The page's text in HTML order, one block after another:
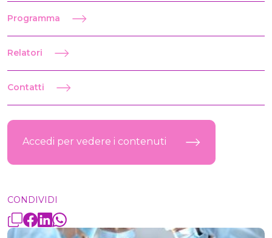
Programma
Relatori
Contatti
Accedi per vedere i contenuti
CONDIVIDI